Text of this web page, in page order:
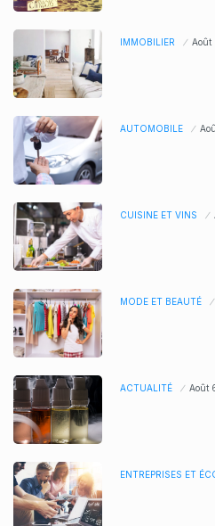
IMMOBILIER Août
AUTOMOBILE
CUISINE ET VINS
MODE ET BEAUTÉ
ACTUALITÉ Août
ENTREPRISES ET